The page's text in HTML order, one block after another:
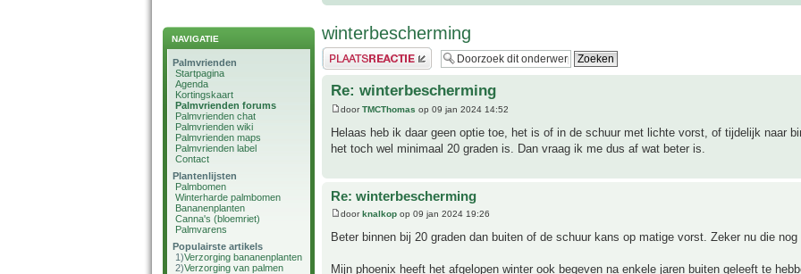
NAVIGATIE
Palmvrienden
Startpagina
Agenda
Kortingskaart
Palmvrienden forums
Palmvrienden chat
Palmvrienden wiki
Palmvrienden maps
Palmvrienden label
Contact
Plantenlijsten
Palmbomen
Winterharde palmbomen
Bananenplanten
Canna's (bloemriet)
Palmvarens
Populairste artikels
1)Verzorging bananenplanten
2)Verzorging van palmen
winterbescherming
Plaats een reactie
Re: winterbescherming
doorTMCThomas op 09 jan 2024 14:52
Helaas heb ik daar geen optie toe, het is of in de schuur met lichte vorst, of tijdelijk naar
het toch wel minimaal 20 graden is. Dan vraag ik me dus af wat beter is.
Re: winterbescherming
doorknalkop op 09 jan 2024 19:26
Beter binnen bij 20 graden dan buiten of de schuur kans op matige vorst. Zeker nu die
Mijn phoenix heeft het afgelopen winter ook begeven na enkele jaren buiten geleeft te